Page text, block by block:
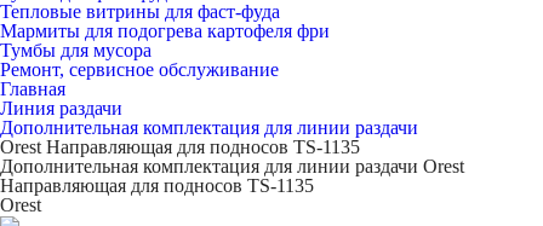
Тепловые витрины для фаст-фуда
Мармиты для подогрева картофеля фри
Тумбы для мусора
Ремонт, сервисное обслуживание
Главная
Линия раздачи
Дополнительная комплектация для линии раздачи
Orest Направляющая для подносов TS-1135
Дополнительная комплектация для линии раздачи Orest
Направляющая для подносов TS-1135
Orest